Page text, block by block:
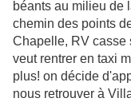
béants au milieu de
chemin des points
Chapelle, RV casse
veut rentrer en taxi
plus! on décide
nous retrouver à